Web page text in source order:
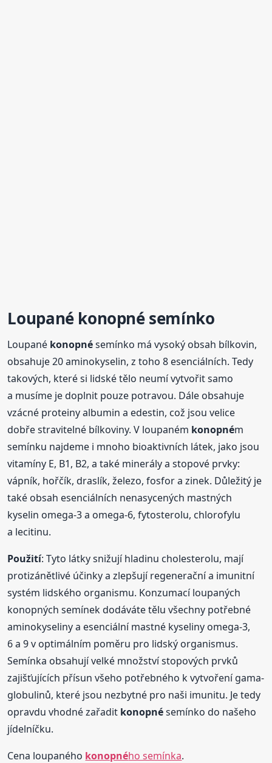
Loupané konopnésemínko
Loupané konopnésemínko má vysoký obsah bílkovin,
obsahuje 20 aminokyselin, z toho 8 esenciálních. Tedy
takových, které si lidské tělo neumí vytvořit samo
a musíme je doplnit pouze potravou. Dále obsahuje
vzácné proteiny albumin a edestin, což jsou velice
dobře stravitelné bílkoviny. V loupaném konopném
semínku najdeme i mnoho bioaktivních látek, jako jsou
vitamíny E, B1, B2, a také minerály a stopové prvky:
vápník, hořčík, draslík, železo, fosfor a zinek. Důležitý je
také obsah esenciálních nenasycených mastných
kyselin omega-3 a omega-6, fytosterolu, chlorofylu
a lecitinu.
Použití: Tyto látky snižují hladinu cholesterolu, mají
protizánětlivé účinky a zlepšují regenerační a imunitní
systém lidského organismu. Konzumací loupaných
konopných semínek dodáváte tělu všechny potřebné
aminokyseliny a esenciální mastné kyseliny omega-3,
6 a 9 v optimálním poměru pro lidský organismus.
Semínka obsahují velké množství stopových prvků
zajišťujících přísun všeho potřebného k vytvoření gama-
globulinů, které jsou nezbytné pro naši imunitu. Je tedy
opravdu vhodné zařadit konopnésemínko do našeho
jídelníčku.
Cena loupaného konopného semínka.